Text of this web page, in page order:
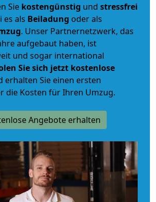
Sie kostengünstig und stressfrei
es als Beiladung oder als
. Unser Partnernetzwerk, das
aufgebaut haben, ist
und sogar international
Sie sich jetzt kostenlose
erhalten Sie einen ersten
die Kosten für Ihren Umzug.
Angebote erhalten